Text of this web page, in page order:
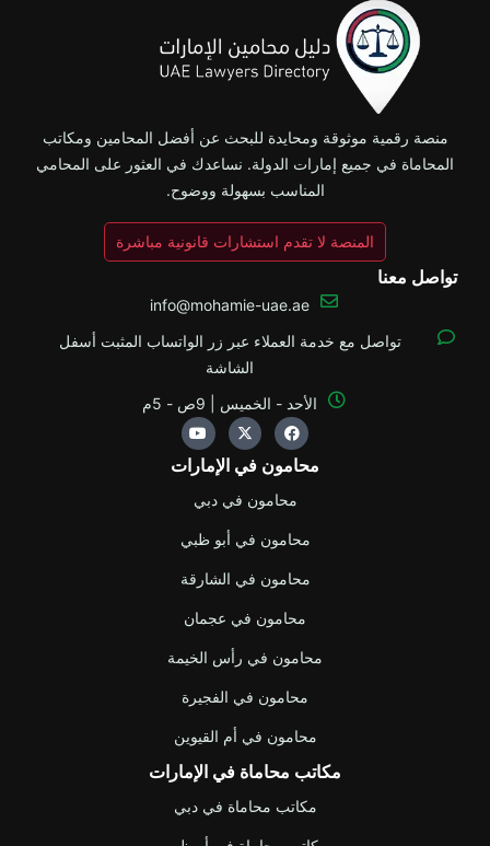
منصة رقمية موثوقة ومحايدة للبحث عن أفضل المحامين ومكاتب
المحاماة في جميع إمارات الدولة. نساعدك في العثور على المحامي
المناسب بسهولة ووضوح.
المنصة لا تقدم استشارات قانونية مباشرة
محامون في الإمارات
محامون في دبي
محامون في أبو ظبي
محامون في الشارقة
محامون في عجمان
محامون في رأس الخيمة
محامون في الفجيرة
محامون في أم القيوين
مكاتب محاماة في الإمارات
مكاتب محاماة في دبي
تواصل معنا
info@mohamie-uae.ae
تواصل مع خدمة العملاء عبر زر الواتساب المثبت أسفل
الشاشة
الأحد - الخميس | 9ص - 5م
F
a
c
e
o
k
X
-
t
w
t
r
Y
o
u
t
b
e